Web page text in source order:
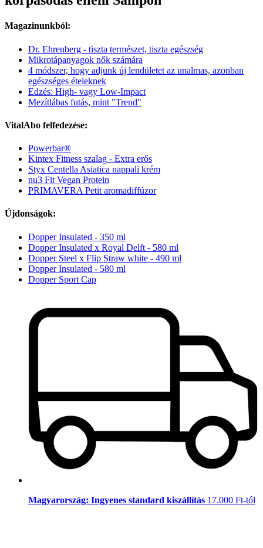
Magazinunkból:
Dr. Ehrenberg - tiszta természet, tiszta egészség
Mikrotápanyagok nők számára
4 módszer, hogy adjunk új lendületet az unalmas, azonban
egészséges ételeknek
Edzés: High- vagy Low-Impact
Mezítlábas futás, mint "Trend"
VitalAbo felfedezése:
Powerbar®
Kintex Fitness szalag - Extra erős
Styx Centella Asiatica nappali krém
nu3 Fit Vegan Protein
PRIMAVERA Petit aromadiffúzor
Újdonságok:
Dopper Insulated - 350 ml
Dopper Insulated x Royal Delft - 580 ml
Dopper Steel x Flip Straw white - 490 ml
Dopper Insulated - 580 ml
Dopper Sport Cap
Magyarország: Ingyenes standard kiszállítás 17.000 Ft-tól